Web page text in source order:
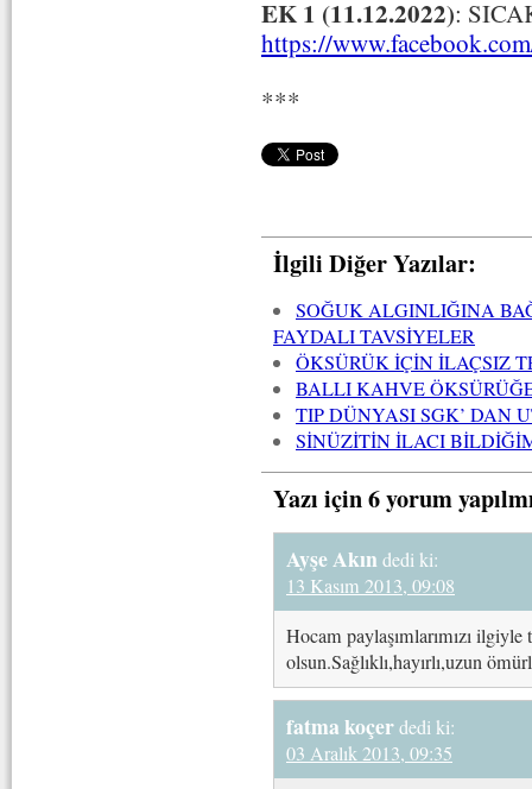
EK 1 (11.12.2022):
https://
***
İlgili Diğer Yazılar:
SOĞUK ALGINLIĞINA
FAYDALI TAVSİYELER
ÖKSÜRÜK İÇİN İLAÇSIZ
BALLI KAHVE
TIP DÜNYASI SGK’ DAN
SİNÜZİTİN İLACI
Yazı için 6 yorum
Ayşe Akındedi ki:
13 Kasım 2013, 09:08
Hocam paylaşımlarımızı
olsun.Sağlıklı,hayırlı,uzun
fatma koçerdedi ki:
03 Aralık 2013, 09:35